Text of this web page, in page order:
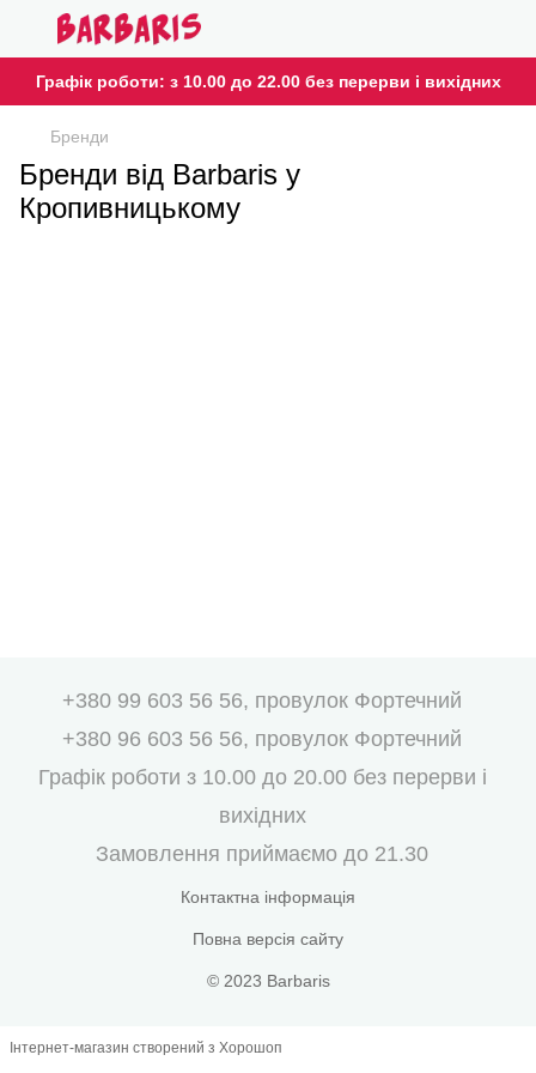
Графік роботи: з 10.00 до 22.00 без перерви і вихідних
Бренди
Бренди від Barbaris у
Кропивницькому
+380 99 603 56 56, провулок Фортечний
+380 96 603 56 56, провулок Фортечний
Графік роботи з 10.00 до 20.00 без перерви і
вихідних
Замовлення приймаємо до 21.30
Контактна інформація
Повна версія сайту
© 2023 Barbaris
Інтернет-магазин створений з Хорошоп